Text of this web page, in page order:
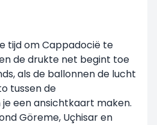
tijd om Cappadocië te
de drukte net begint toe
als de ballonnen de lucht
tussen de
een ansichtkaart maken.
Göreme, Uçhisar en